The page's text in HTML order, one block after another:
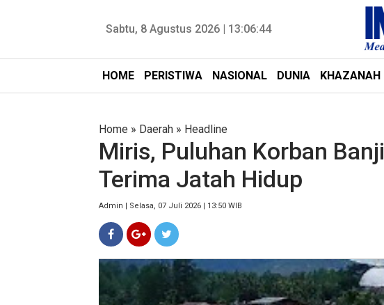
Sabtu, 8 Agustus 2026 | 13:06:45
HOME PERISTIWA NASIONAL DUNIA KHAZANAH
Home » Daerah » Headline
Miris, Puluhan Korban
Terima Jatah Hidup
Admin | Selasa, 07 Juli 2026 | 13:50 WIB